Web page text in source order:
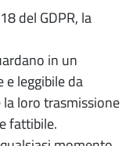
del GDPR, la
in un
leggibile da
loro trasmissione
fattibile.